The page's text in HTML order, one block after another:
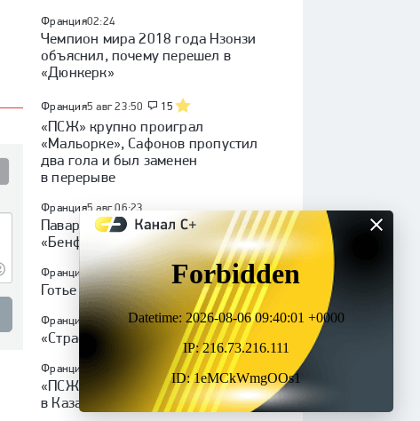
Франция02:24
Чемпион мира 2018 года Нзонзи
объяснил, почему перешел в
«Дюнкерк»
Франция5 авг 23:50 15
«ПСЖ» крупно проиграл
«Мальорке», Сафонов пропустил
два гола и был заменен
в перерыве
Франция5 авг 06:23
Павар отказался от предложений
«Бенфики» и «Галатасарая»
Франция5 авг 06:06
Готье Эн перешел в «Ниццу»
Франция5 авг 04:09
«Страсбур» подписал Рейну
Франция
«ПСЖ» открыл академию
в Казахстане